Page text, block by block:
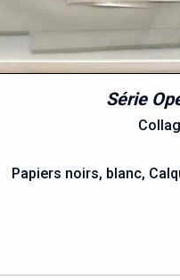
Série
Papiers noirs, blanc,